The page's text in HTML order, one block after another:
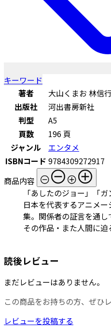
キーワード
著者
大山くまお 林信
出版社
河出書房新社
判型
A5
頁数
196 頁
ジャンル
エンタメ
ISBNコード 9784309272917
商品内容
「あしたのジョー」「
日本を代表するアニメ
集。関係者の証言を通し
その作品・また人間に迫
読後レビュー
まだレビューはありません。
この商品をお持ちの方、ぜひ
レビューを投稿する